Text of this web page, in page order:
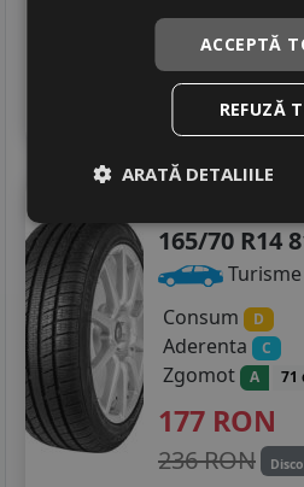
165/70 R14
Turisme
Consum
D
Aderenta C
Zgomot A 71
177 RON
236 RON
ACCEPTĂ
REFUZĂ
ARATĂ DETALIILE